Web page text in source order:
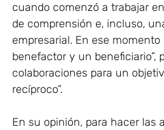
cuando comenzó a trabajar
de comprensión e, incluso,
empresarial. En ese
benefactor y un beneficiario”,
colaboraciones para un
recíproco”.
En su opinión, para hacer las